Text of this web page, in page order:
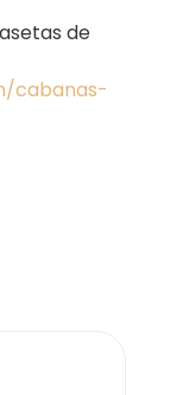
de
cabanas-